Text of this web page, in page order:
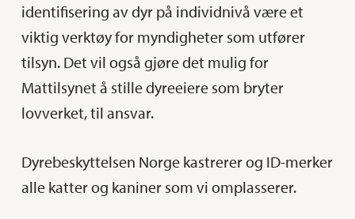
identifisering av dyr på individnivå være et
viktig verktøy for myndigheter som utfører
tilsyn. Det vil også gjøre det mulig for
Mattilsynet å stille dyreeiere som bryter
lovverket, til ansvar.
Dyrebeskyttelsen Norge kastrerer og ID-merker
alle katter og kaniner som vi omplasserer.